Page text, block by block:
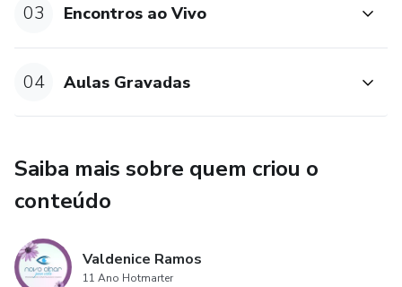
03 Encontros ao Vivo
04 Aulas Gravadas
Saiba mais sobre quem criou o
conteúdo
Valdenice Ramos
11 Ano Hotmarter